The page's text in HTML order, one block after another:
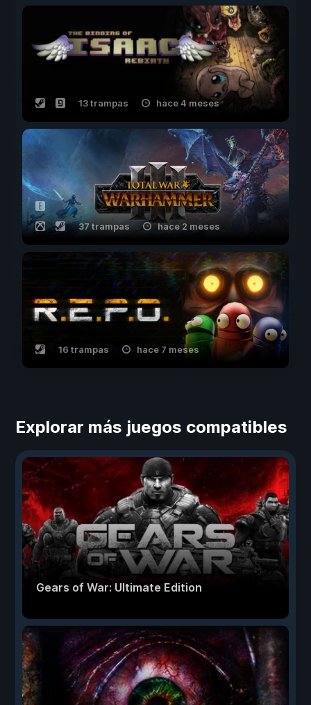
13 trampas hace 4 meses
37 trampas hace 2 meses
16 trampas hace 7 meses
Explorar más juegos compatibles
Gears of War: Ultimate Edition